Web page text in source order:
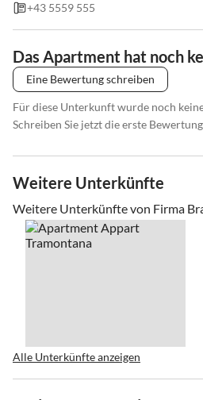
+43 5559 555
Das Apartment hat noch
Eine Bewertung schreiben
Für diese Unterkunft wurde noch
Schreiben Sie jetzt die erste
Weitere Unterkünfte
Weitere Unterkünfte von Firma
Alle Unterkünfte anzeigen